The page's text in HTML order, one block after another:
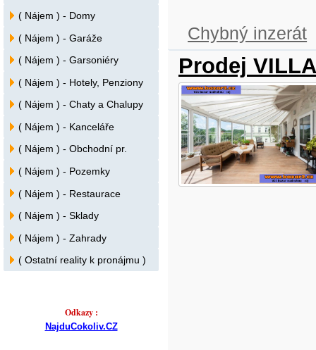
Chybný inzerát
Prodej
( Nájem ) - Domy
( Nájem ) - Garáže
( Nájem ) - Garsoniéry
( Nájem ) - Hotely, Penziony
( Nájem ) - Chaty a Chalupy
( Nájem ) - Kanceláře
( Nájem ) - Obchodní pr.
( Nájem ) - Pozemky
( Nájem ) - Restaurace
( Nájem ) - Sklady
( Nájem ) - Zahrady
( Ostatní reality k pronájmu )
Odkazy :
NajduCokoliv.CZ